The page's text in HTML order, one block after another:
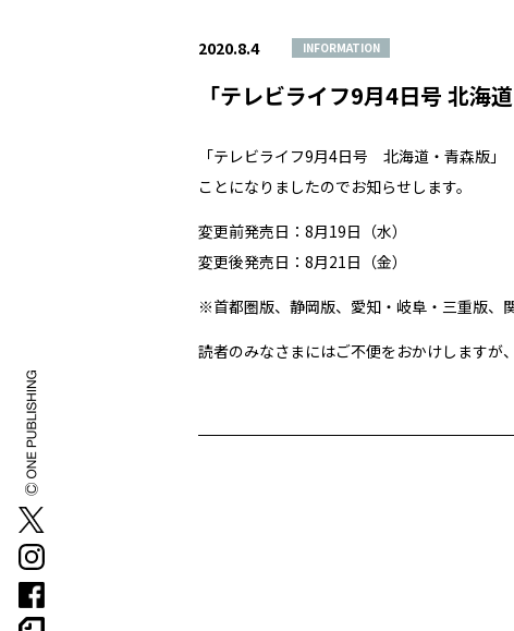
2020.8.4 INFORMATION
「テレビライフ9月4日号 北
「テレビライフ9月4日号 北海道・青森版
ことになりましたのでお知らせします。
変更前発売日：8月19日（水）
変更後発売日：8月21日（金）
※首都圏版、静岡版、愛知・岐阜・三重版、
読者のみなさまにはご不便をおかけしますが